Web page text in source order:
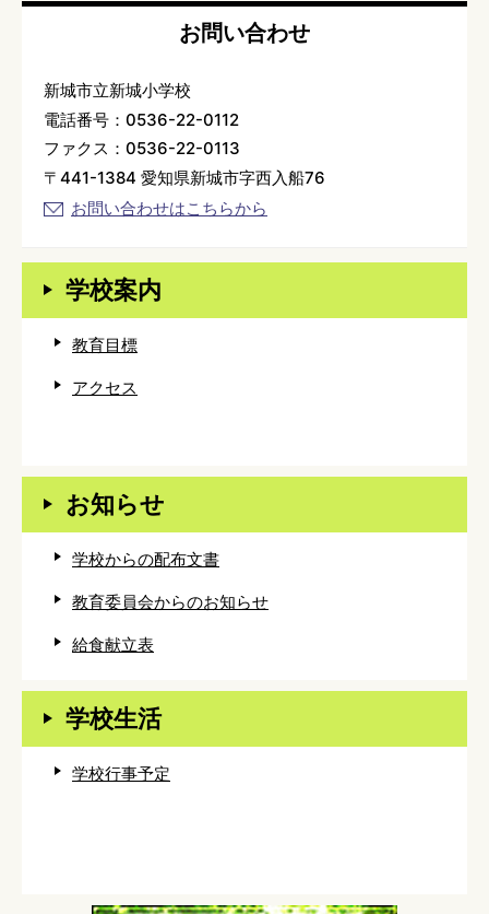
お問い合わせ
新城市立新城小学校
電話番号：0536-22-0112
ファクス：0536-22-0113
〒441-1384 愛知県新城市字西入船76
お問い合わせはこちらから
学校案内
教育目標
アクセス
お知らせ
学校からの配布文書
教育委員会からのお知らせ
給食献立表
学校生活
学校行事予定